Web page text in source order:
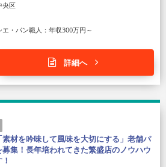
央区
エ・パン職人：年収300万円～
詳細へ
素材を吟味して風味を大切にする」老舗パ
集！長年培われてきた繁盛店のノウハウ